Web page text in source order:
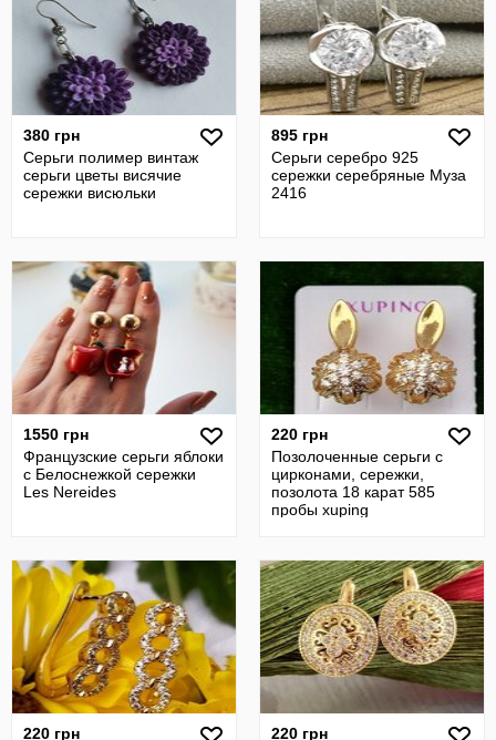
380 грн
Серьги полимер винтаж
серьги цветы висячие
сережки висюльки
895 грн
Серьги серебро 925
сережки серебряные Муза
2416
1550 грн
Французские серьги яблоки
с Белоснежкой сережки
Les Nereides
220 грн
Позолоченные серьги с
цирконами, сережки,
позолота 18 карат 585
пробы xuping
220 грн
220 грн